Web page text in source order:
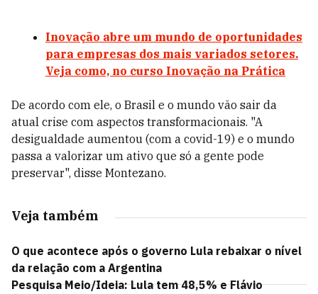
Inovação abre um mundo de oportunidades
para empresas dos mais variados setores.
Veja como, no curso Inovação na Prática
De acordo com ele, o Brasil e o mundo vão sair da
atual crise com aspectos transformacionais. "A
desigualdade aumentou (com a covid-19) e o mundo
passa a valorizar um ativo que só a gente pode
preservar", disse Montezano.
Veja também
O que acontece após o governo Lula rebaixar o nível
da relação com a Argentina
Pesquisa Meio/Ideia: Lula tem 48,5% e Flávio